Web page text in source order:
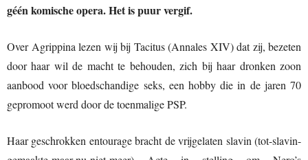
géén komische opera.Het is puur vergif.
Over Agrippina lezen wij bij Tacitus (Annales XIV) dat zij, bezeten
door haar wil de macht te behouden, zich bij haar dronken zoon
aanbood voor bloedschandige seks, een hobby die in de jaren 70
gepromoot werd door de toenmalige PSP.
Haar geschrokken entourage bracht de vrijgelaten slavin (tot-slavin-